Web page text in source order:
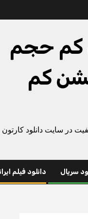
کم حجم
کم
در سایت دانلود کارتون
سریال دانلود فیلم